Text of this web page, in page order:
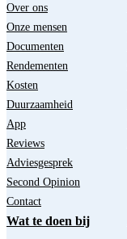
Over ons
Onze mensen
Documenten
Rendementen
Kosten
Duurzaamheid
App
Reviews
Adviesgesprek
Second Opinion
Contact
Wat te doen bij